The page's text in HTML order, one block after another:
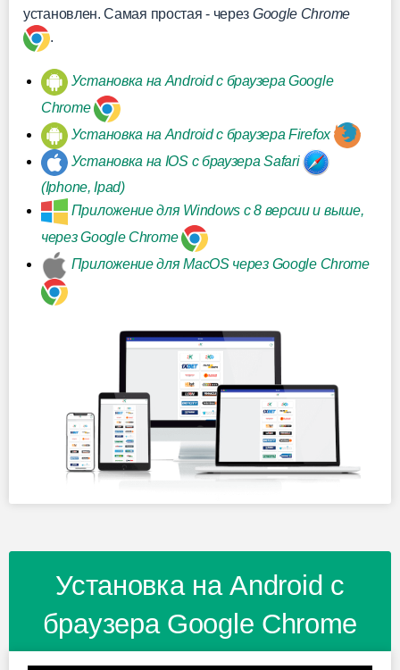
установлен. Самая простая - через Google Chrome
.
Установка на Android с браузера Google
Chrome
Установка на Android с браузера Firefox
Установка на IOS с браузера Safari
(Iphone, Ipad)
Приложение для Windows с 8 версии и выше,
через Google Chrome
Приложение для MacOS через Google Chrome
Установка на Android с
браузера Google Chrome